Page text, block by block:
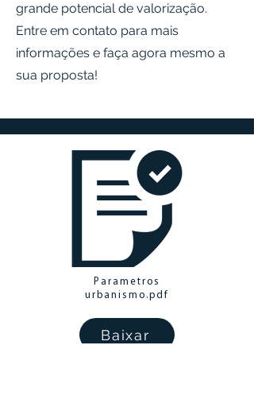
grande potencial de valorização.
Entre em contato para mais
informações e faça agora mesmo a
sua proposta!
Parametros
urbanismo.pdf
Baixar